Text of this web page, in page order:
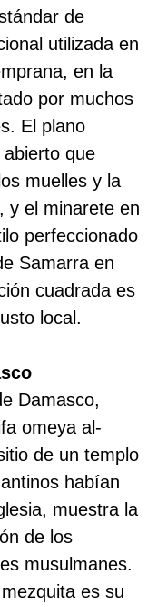
de
utilizada en
en la
por muchos
El plano
abierto que
muelles y la
y el minarete en
perfeccionado
Samarra en
cuadrada es
local.
Damasco,
omeya al-
de un templo
habían
muestra la
de los
musulmanes.
es su